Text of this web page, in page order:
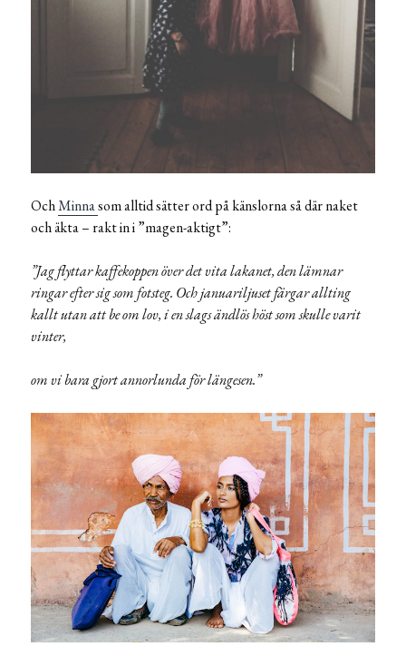
OchMinnasom alltid sätter ord på känslorna så där naket
och äkta – rakt in i ”magen-aktigt”:
”Jag flyttar kaffekoppen över det vita lakanet, den lämnar
ringar efter sig som fotsteg. Och januariljuset färgar allting
kallt utan att be om lov, i en slags ändlös höst som skulle varit
vinter,
om vi bara gjort annorlunda för längesen.”